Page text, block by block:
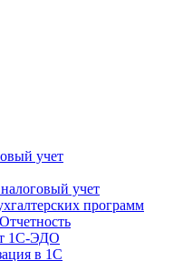
учет
учет
программ
1С-ЭДО
в 1С